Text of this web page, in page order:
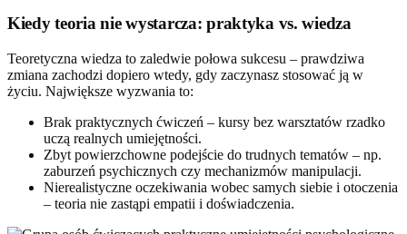
Kiedy teoria nie wystarcza: praktyka vs. wiedza
Teoretyczna wiedza to zaledwie połowa sukcesu – prawdziwa
zmiana zachodzi dopiero wtedy, gdy zaczynasz stosować ją w
życiu. Największe wyzwania to:
Brak praktycznych ćwiczeń – kursy bez warsztatów rzadko
uczą realnych umiejętności.
Zbyt powierzchowne podejście do trudnych tematów – np.
zaburzeń psychicznych czy mechanizmów manipulacji.
Nierealistyczne oczekiwania wobec samych siebie i otoczenia
– teoria nie zastąpi empatii i doświadczenia.